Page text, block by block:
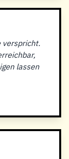
verspricht.
lassen